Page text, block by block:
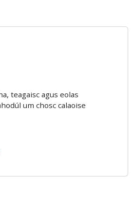
teagaisc agus eolas
um chosc calaoise